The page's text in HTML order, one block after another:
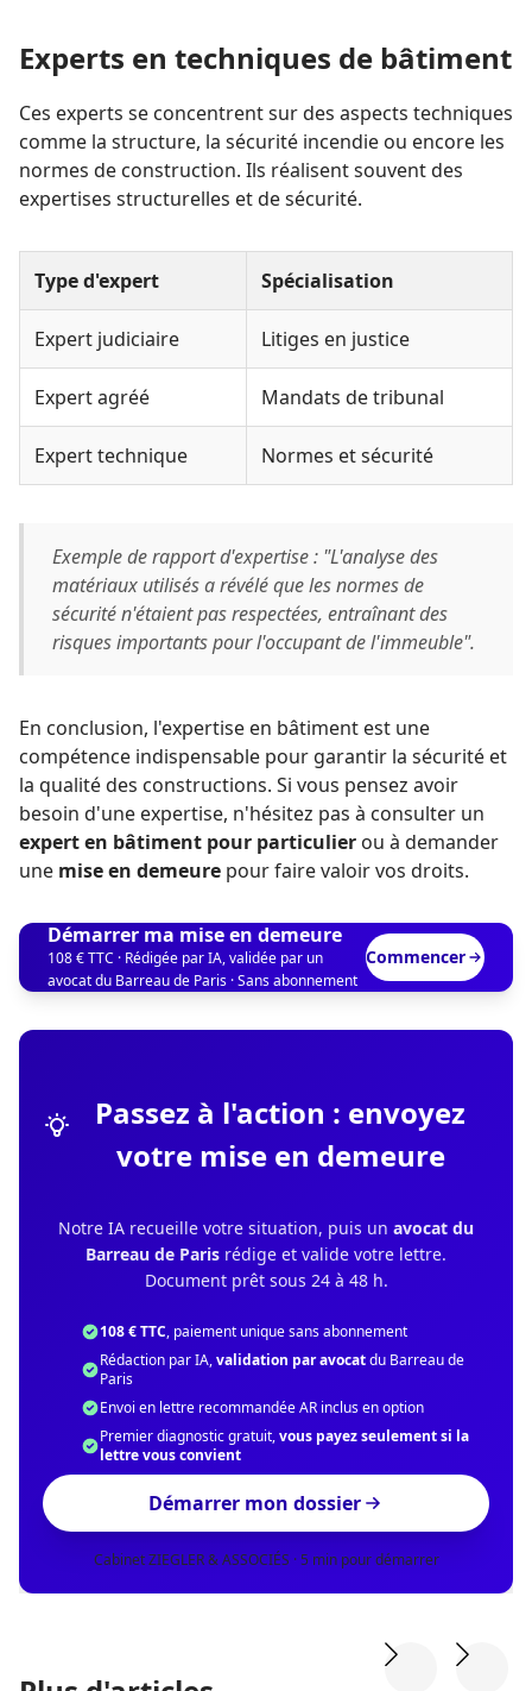
Experts en techniques de bâtiment
Ces experts se concentrent sur des aspects techniques
comme la structure, la sécurité incendie ou encore les
normes de construction. Ils réalisent souvent des
expertises structurelles et de sécurité.
Type d'expert Spécialisation
Expert judiciaire Litiges en justice
Expert agréé Mandats de tribunal
Expert technique Normes et sécurité
Exemple de rapport d'expertise : "L'analyse des
matériaux utilisés a révélé que les normes de
sécurité n'étaient pas respectées, entraînant des
risques importants pour l'occupant de l'immeuble".
En conclusion, l'expertise en bâtiment est une
compétence indispensable pour garantir la sécurité et
la qualité des constructions. Si vous pensez avoir
besoin d'une expertise, n'hésitez pas à consulter un
expert en bâtiment pour particulier ou à demander
une mise en demeure pour faire valoir vos droits.
Démarrer ma mise en demeure
108 € TTC · Rédigée par IA, validée par un
avocat du Barreau de Paris · Sans abonnement
Commencer
Passez à l'action : envoyez
votre mise en demeure
Notre IA recueille votre situation, puis un avocat du
Barreau de Paris rédige et valide votre lettre.
Document prêt sous 24 à 48 h.
108 € TTC, paiement unique sans abonnement
Rédaction par IA,validation par avocatdu Barreau de
Paris
Envoi en lettre recommandée AR inclus en option
Premier diagnostic gratuit,vous payez seulement si la
lettre vous convient
Démarrer mon dossier
Cabinet ZIEGLER & ASSOCIÉS · 5 min pour démarrer